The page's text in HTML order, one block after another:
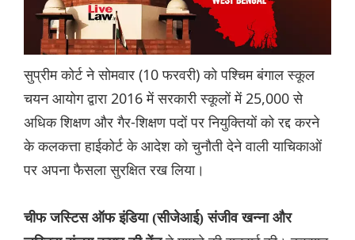
सुप्रीम कोर्ट ने सोमवार (10 फरवरी) को पश्चिम बंगाल स्कूल
चयन आयोग द्वारा 2016 में सरकारी स्कूलों में 25,000 से
अधिक शिक्षण और गैर-शिक्षण पदों पर नियुक्तियों को रद्द करने
के कलकत्ता हाईकोर्ट के आदेश को चुनौती देने वाली याचिकाओं
पर अपना फैसला सुरक्षित रख लिया।
चीफ जस्टिस ऑफ इंडिया (सीजेआई) संजीव खन्ना और